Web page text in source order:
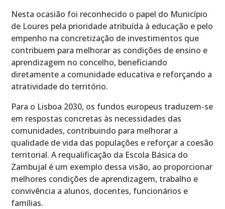
Nesta ocasião foi reconhecido o papel do Município
de Loures pela prioridade atribuída à educação e pelo
empenho na concretização de investimentos que
contribuem para melhorar as condições de ensino e
aprendizagem no concelho, beneficiando
diretamente a comunidade educativa e reforçando a
atratividade do território.
Para o Lisboa 2030, os fundos europeus traduzem-se
em respostas concretas às necessidades das
comunidades, contribuindo para melhorar a
qualidade de vida das populações e reforçar a coesão
territorial. A requalificação da Escola Básica do
Zambujal é um exemplo dessa visão, ao proporcionar
melhores condições de aprendizagem, trabalho e
convivência a alunos, docentes, funcionários e
famílias.